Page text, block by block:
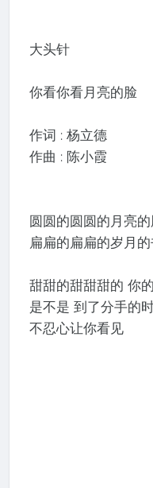
大头针
你看你看月亮的脸
作词 : 杨立德
作曲 : 陈小霞
圆圆的圆圆的月亮的
扁扁的扁扁的岁月
甜甜的甜甜甜的 你
是不是 到了分手的
不忍心让你看见